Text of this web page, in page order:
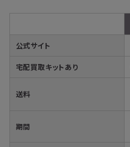
公式サイト
宅配買取キットあり
送料
期間